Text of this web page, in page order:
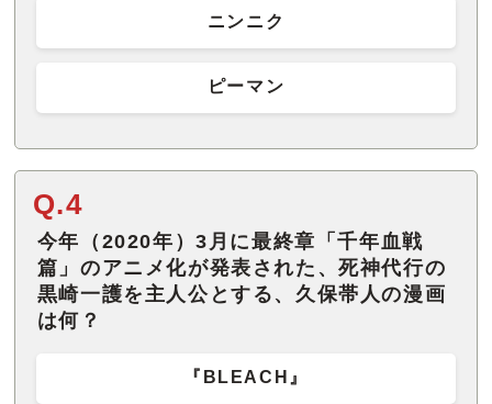
ニンニク
ピーマン
Q.4
今年（2020年）3月に最終章「千年血戦
篇」のアニメ化が発表された、死神代行の
黒崎一護を主人公とする、久保帯人の漫画
は何？
『BLEACH』